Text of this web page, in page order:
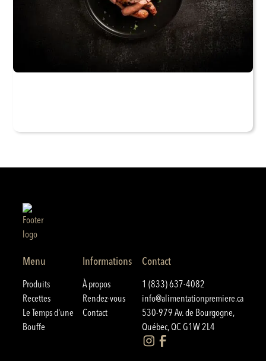
Menu
Produits
Recettes
Le Temps d'une
Bouffe
Informations
À propos
Rendez-vous
Contact
Contact
1 (833) 637-4082
info@alimentationpremiere.ca
530-979 Av. de Bourgogne,
Québec, QC G1W 2L4